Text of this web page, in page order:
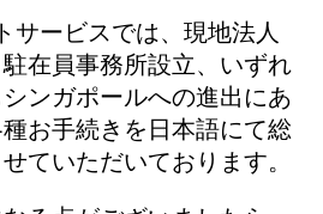
サービスでは、現地法人
在員事務所設立、いずれ
ンガポールへの進出にあ
お手続きを日本語にて総
ていただいております。